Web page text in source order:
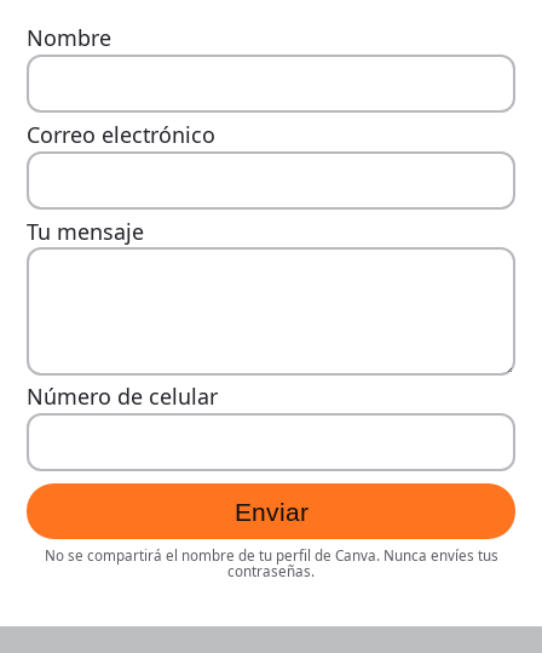
Nombre
Correo electrónico
Tu mensaje
Número de celular
Enviar
No se compartirá el nombre de tu perfil de Canva. Nunca envíes tus
contraseñas.